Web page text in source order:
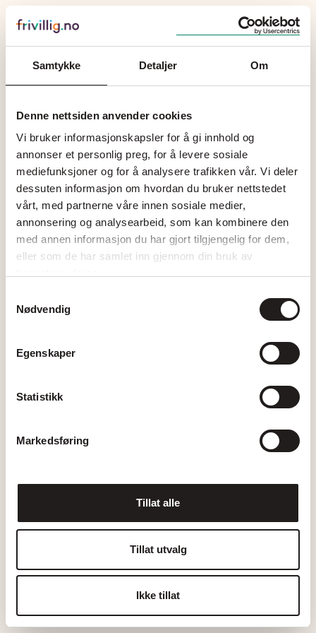
Samtykke Detaljer Om
Denne nettsiden anvender cookies
Vi bruker informasjonskapsler for å gi innhold og
annonser et personlig preg, for å levere sosiale
mediefunksjoner og for å analysere trafikken vår. Vi deler
dessuten informasjon om hvordan du bruker nettstedet
vårt, med partnerne våre innen sosiale medier,
annonsering og analysearbeid, som kan kombinere den
med annen informasjon du har gjort tilgjengelig for dem,
eller som de har samlet inn gjennom din bruk av
Nødvendig
Egenskaper
Statistikk
Markedsføring
Tillat alle
Tillat utvalg
Ikke tillat
Beklager, noe gikk
galt
An unexpected error occurred.
Tilbake